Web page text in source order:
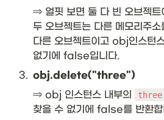
⇒ 얼핏 보면 둘 다 빈 오브젝트
두 오브젝트는 다른 메모리주소
다른 오브젝트이고 obj인스턴
없기에 false입니다.
3. obj.delete("three")
⇒ obj 인스턴스 내부의 three
찾을 수 없기에 false를 반환합